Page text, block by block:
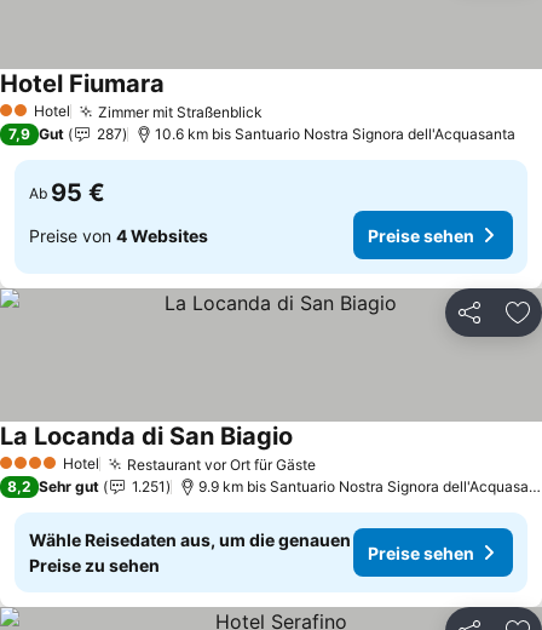
2 Sterne
Hotel Zimmer mit Straßenblick
Hotel Fiumara
7,9 Gut 287 10.6 km bis Santuario Nostra Signora dell'Acquasanta
Ab 95 €
Preise von 4 Websites Preise sehen
Teilen
4 Sterne Hotel Restaurant vor Ort für GästePreise sehen
La Locanda di San Biagio
8,2 Sehr gut 1.251 9.9 km bis Santuario Nostra Signora
Wähle Reisedaten aus, um die genauen
Preise zu sehen
Preise sehen